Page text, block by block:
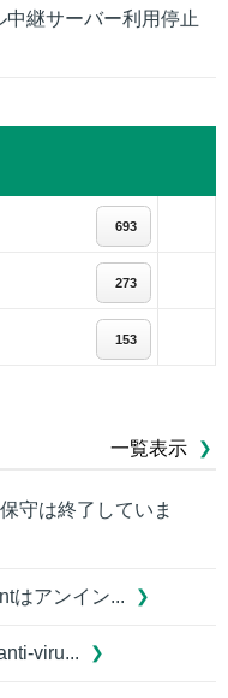
継サーバー利用停止
693
273
153
一覧表示
守は終了していま
はアンイン...
viru...